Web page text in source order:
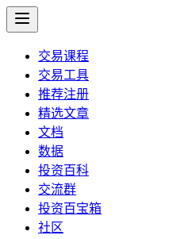
交易课程
交易工具
推荐注册
精选文章
文档
数据
投资百科
交流群
投资百宝箱
社区